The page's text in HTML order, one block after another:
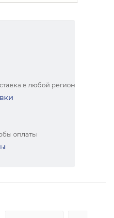
в любой регион
оплаты